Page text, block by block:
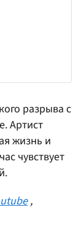
разрыва с
Артист
жизнь и
чувствует
,